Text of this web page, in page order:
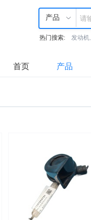
产品
热门搜索: 发动机
首页 产品